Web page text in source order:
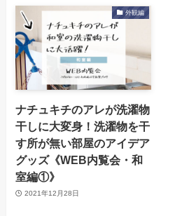
外観編
ナチュキチのアレが洗濯物
干しに大変身！洗濯物を干
す所が無い部屋のアイデア
グッズ《WEB内覧会・和
室編①》
2021年12月28日